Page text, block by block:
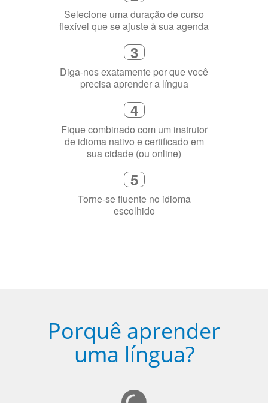
3
Diga-nos exatamente por que você
precisa aprender a língua
4
Fique combinado com um instrutor
de idioma nativo e certificado em
sua cidade (ou online)
5
Torne-se fluente no idioma
escolhido
uma língua?